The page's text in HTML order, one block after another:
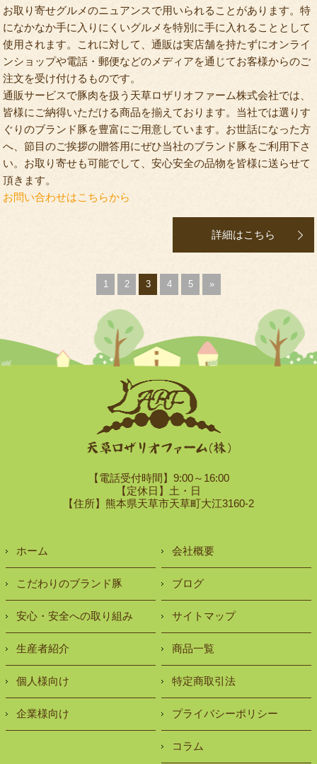
お取り寄せグルメのニュアンスで用いられることがあります。特
になかなか手に入りにくいグルメを特別に手に入れることとして
使用されます。これに対して、通販は実店舗を持たずにオンライ
ンショップや電話・郵便などのメディアを通じてお客様からのご
注文を受け付けるものです。
通販サービスで豚肉を扱う天草ロザリオファーム株式会社では、
皆様にご納得いただける商品を揃えております。当社では選りす
ぐりのブランド豚を豊富にご用意しています。お世話になった方
へ、節目のご挨拶の贈答用にぜひ当社のブランド豚をご利用下さ
い。お取り寄せも可能でして、安心安全の品物を皆様に送らせて
頂きます。
お問い合わせはこちらから
詳細はこちら
1 2 3 4 5 »
【電話受付時間】9:00～16:00
【定休日】土・日
【住所】熊本県天草市天草町大江3160-2
ホーム
こだわりのブランド豚
安心・安全への取り組み
生産者紹介
個人様向け
企業様向け
会社概要
ブログ
サイトマップ
商品一覧
特定商取引法
プライバシーポリシー
コラム